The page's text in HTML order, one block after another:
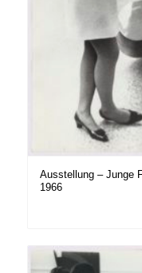
Ausstellung – Junge
1966